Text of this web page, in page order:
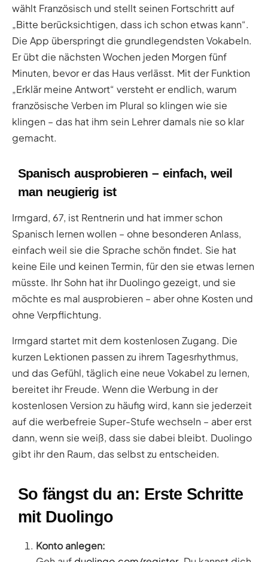
wählt Französisch und stellt seinen Fortschritt auf
„Bitte berücksichtigen, dass ich schon etwas kann“.
Die App überspringt die grundlegendsten Vokabeln.
Er übt die nächsten Wochen jeden Morgen fünf
Minuten, bevor er das Haus verlässt. Mit der Funktion
„Erklär meine Antwort“ versteht er endlich, warum
französische Verben im Plural so klingen wie sie
klingen – das hat ihm sein Lehrer damals nie so klar
gemacht.
Spanisch ausprobieren – einfach, weil
man neugierig ist
Irmgard, 67, ist Rentnerin und hat immer schon
Spanisch lernen wollen – ohne besonderen Anlass,
einfach weil sie die Sprache schön findet. Sie hat
keine Eile und keinen Termin, für den sie etwas lernen
müsste. Ihr Sohn hat ihr Duolingo gezeigt, und sie
möchte es mal ausprobieren – aber ohne Kosten und
ohne Verpflichtung.
Irmgard startet mit dem kostenlosen Zugang. Die
kurzen Lektionen passen zu ihrem Tagesrhythmus,
und das Gefühl, täglich eine neue Vokabel zu lernen,
bereitet ihr Freude. Wenn die Werbung in der
kostenlosen Version zu häufig wird, kann sie jederzeit
auf die werbefreie Super-Stufe wechseln – aber erst
dann, wenn sie weiß, dass sie dabei bleibt. Duolingo
gibt ihr den Raum, das selbst zu entscheiden.
So fängst du an: Erste Schritte
mit Duolingo
Konto anlegen: